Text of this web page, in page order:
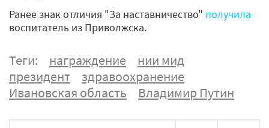
Ранее знак отличия "За наставничество" получила
воспитатель из Приволжска.
Теги: награждение
нии мид
президент
здравоохранение
Ивановская область
Владимир Путин